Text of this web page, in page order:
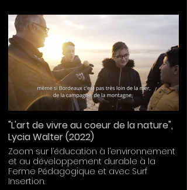
"L'art de vivre au coeur de la nature",
Lycia Walter (2022)
Zoom sur l’éducation à l’environnement
et au développement durable à la
Ferme Pédagogique et avec Surf
Insertion.